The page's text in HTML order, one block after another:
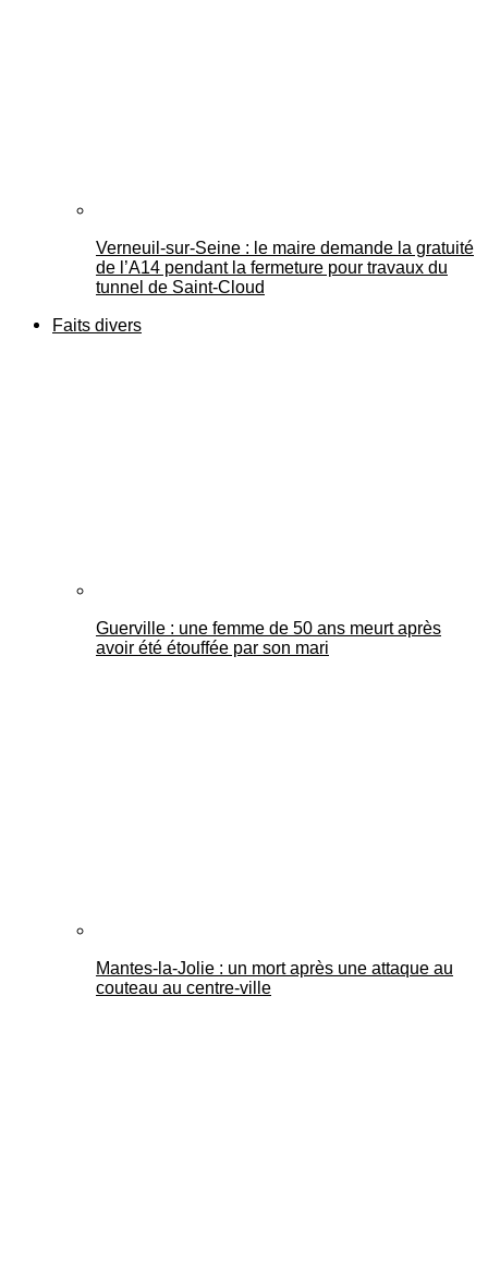
Verneuil-sur-Seine : le maire demande la gratuité
de l’A14 pendant la fermeture pour travaux du
tunnel de Saint-Cloud
Faits divers
Guerville : une femme de 50 ans meurt après
avoir été étouffée par son mari
Mantes-la-Jolie : un mort après une attaque au
couteau au centre-ville